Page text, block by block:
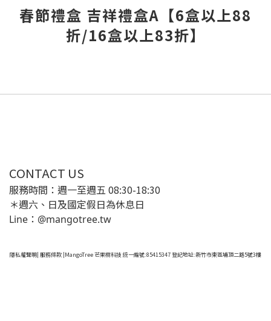
春節禮盒 吉祥禮盒A【6盒以上88
折/16盒以上83折】
CONTACT US
服務時間：週一至週五 08:30-18:30
＊週六、日及國定假日為休息日
Line：@mangotree.tw
隱私權聲明 服務條款 |MangoTree 芒果樹科技 統一編號:85415347 登記地址:新竹市東區埔頂二路5號3樓